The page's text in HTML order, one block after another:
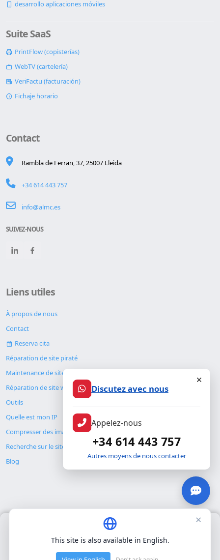
automatización procesos empresa
Suite SaaS
PrintFlow (copisterías)
WebTV (cartelería)
VeriFactu (facturación)
Contact
Rambla de Ferran, 37, 25007 Lleida
+34 614 443 757
info@almc.es
SUIVEZ-NOUS
Liens utiles
À propos de nous
Contact
Reserva cita
Réparation de site piraté
Maintenance de site web
Réparation de site web
Outils
Quelle est mon IP
Compresser des images
Recherche sur le site
© Copyright 2026. ALMC SECURITY S.L.U.
Nous utilisons uniquement nos propres cookies pour le
Politique de confidentialité.
Discutez avec nous
Appelez-nous
+34 614 443 757
Autres moyens de nous contacter
×
This site is also available in English.